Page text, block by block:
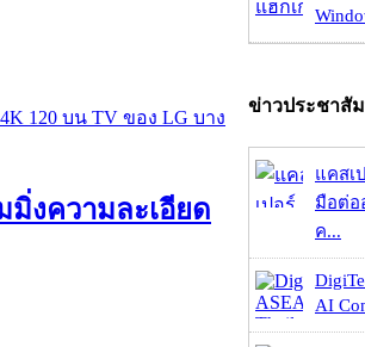
มิ่งความละเอียด
ข่าวประชาสั
แคสเ
มือต่อ
ค...
AI